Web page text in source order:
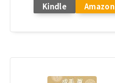
Kindle Amazon